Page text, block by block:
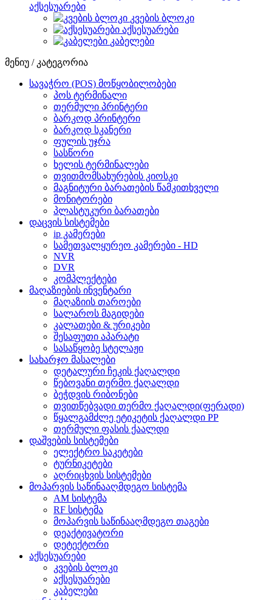
აქსესუარები
კვების ბლოკი
აქსესუარები
კაბელები
მენიუ / კატეგორია
სავაჭრო (POS) მოწყობილობები
პოს ტერმინალი
თერმული პრინტერი
ბარკოდ პრინტერი
ბარკოდ სკანერი
ფულის უჯრა
სასწორი
ხელის ტერმინალები
თვითმომსახურების კიოსკი
მაგნიტური ბარათების წამკითხველი
მონიტორები
პლასტუკური ბარათები
დაცვის სისტემები
ip კამერები
სამეთვალყურეო კამერები - HD
NVR
DVR
კომპლექტები
მაღაზიების ინვენტარი
მაღაზიის თაროები
სალაროს მაგიდები
კალათები & ურიკები
შესაფუთი აპარატი
სასაწყობე სტელაჟი
სახარჯო მასალები
დეტალური ჩეკის ქაღალდი
წებოვანი თერმო ქაღალდი
ბეჭდვის რიბონები
თვითწებვადი თერმო ქაღალდი(ფერადი)
წყალგამძლე ეტიკეტის ქაღალდი PP
თერმული ფასის ქაალდი
დაშვების სისტემები
ელექტრო საკეტები
ტურნიკეტები
აღრიცხვის სისტემები
მოპარვის საწინააღმდეგო სისტემა
AM სისტემა
RF სისტემა
მოპარვის საწინააღმდეგო თაგები
დეაქტივატორი
დეტექტორი
აქსესუარები
კვების ბლოკი
აქსესუარები
კაბელები